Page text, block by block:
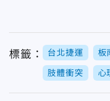
標籤： 台北捷運 板
肢體衝突 心